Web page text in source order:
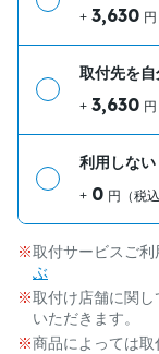
+ 3,630
取付先を
+ 3,630
利用しない
+ 0 円（税込
取付サービスご
ぶ
取付け店舗に関
いただきます。
商品によっては取